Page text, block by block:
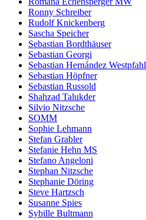
Ronny Schreiber
Rudolf Knickenberg
Sascha Speicher
Sebastian Bordthäuser
Sebastian Georgi
Sebastian Hernández Westpfahl
Sebastian Höpfner
Sebastian Russold
Shahzad Talukder
Silvio Nitzsche
SOMM
Sophie Lehmann
Stefan Grabler
Stefanie Hehn MS
Stefano Angeloni
Stephan Nitzsche
Stephanie Döring
Steve Hartzsch
Susanne Spies
Sybille Bultmann